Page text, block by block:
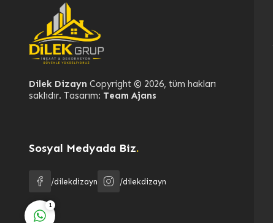
Dilek Dizayn Copyright © 2026, tüm hakları
saklıdır. Tasarım: Team Ajans
Sosyal Medyada Biz.
/dilekdizayn /dilekdizayn
Dilek Dizayn
1